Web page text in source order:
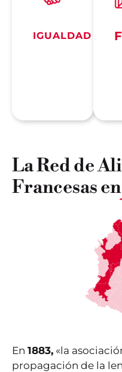
IGUALDAD
La Red de
Francesas en
En 1883, «la
propagación de la